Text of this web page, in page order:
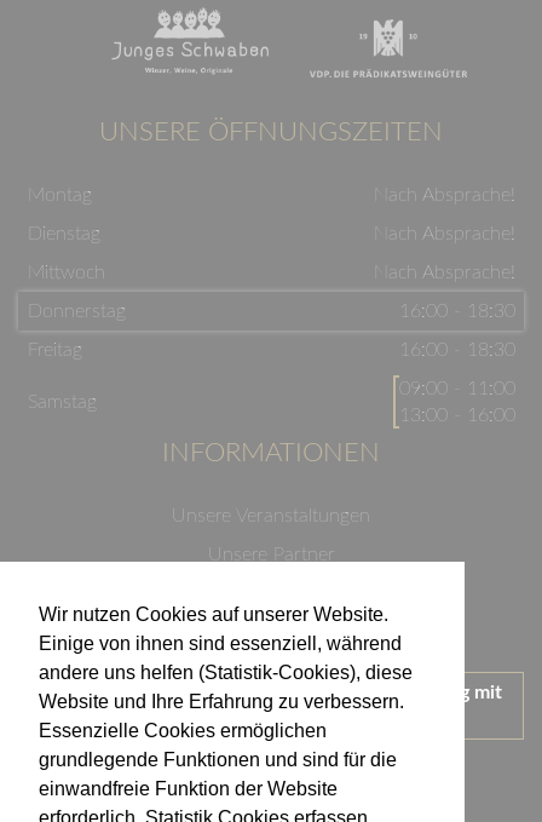
Wir nutzen Cookies auf unserer Website.
Einige von ihnen sind essenziell, während
andere uns helfen (Statistik-Cookies), diese
Website und Ihre Erfahrung zu verbessern.
Essenzielle Cookies ermöglichen
grundlegende Funktionen und sind für die
einwandfreie Funktion der Website
UNSERE ÖFFNUNGSZEITEN
Montag
Nach Absprache!
Dienstag
Nach Absprache!
Mittwoch
Nach Absprache!
Donnerstag
16:00 - 18:30
Freitag
16:00 - 18:30
Samstag
09:00 - 11:00
13:00 - 16:00
INFORMATIONEN
Unsere Veranstaltungen
Unsere Partner
Impressum
Wir treten für einen verantwortungsvollen Umgang mit
Alkohol ein.
KONTAKT